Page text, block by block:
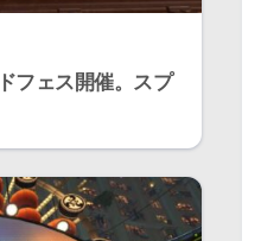
フェス開催。スプ